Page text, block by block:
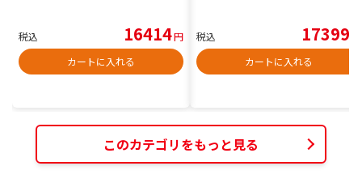
税込 16414円
カートに入れる
税込 17399
カートに入れる
このカテゴリをもっと見る